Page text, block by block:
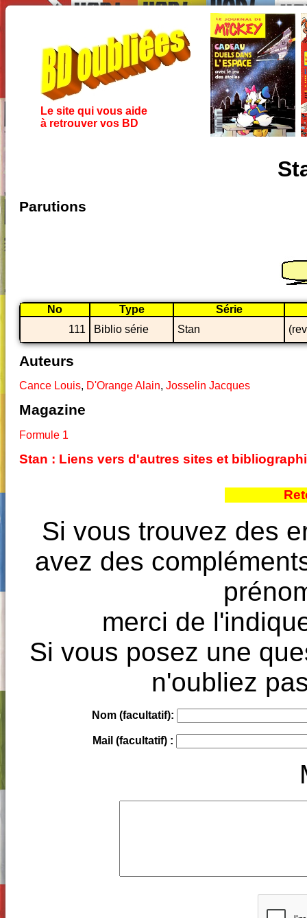
Le site qui vous aide
à retrouver vos BD
Parutions
No Type
Série
111
Biblio série Stan
Auteurs
Cance Louis, D'Orange Alain, Josselin Jacques
Magazine
Formule 1
Stan : Liens vers d'autres sites et
Si vous trouvez des
avez des
merci de
Si vous posez une
n'oubliez
Nom (facultatif):
Mail (facultatif) :